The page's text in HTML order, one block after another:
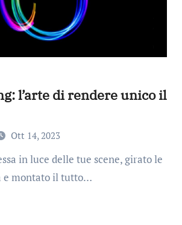
l’arte di rendere unico il
Ott 14, 2023
e montato il tutto…